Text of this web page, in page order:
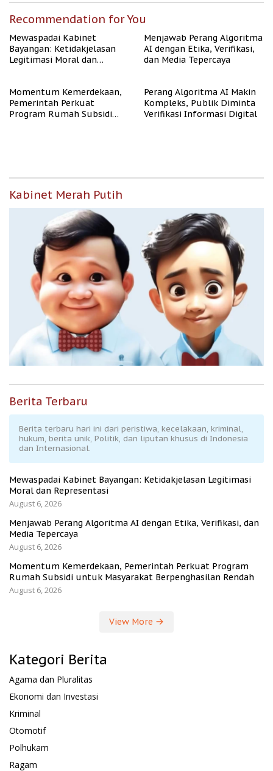
Recommendation for You
Mewaspadai Kabinet
Bayangan: Ketidakjelasan
Legitimasi Moral dan
Menjawab Perang Algoritma
AI dengan Etika, Verifikasi,
dan Media Tepercaya
Momentum Kemerdekaan,
Pemerintah Perkuat
Program Rumah Subsidi
Perang Algoritma AI Makin
Kompleks, Publik Diminta
Verifikasi Informasi Digital
Kabinet Merah Putih
Berita Terbaru
Berita terbaru hari ini dari peristiwa, kecelakaan, kriminal,
hukum, berita unik, Politik, dan liputan khusus di Indonesia
dan Internasional.
Mewaspadai Kabinet Bayangan: Ketidakjelasan Legitimasi
Moral dan Representasi
August 6, 2026
Menjawab Perang Algoritma AI dengan Etika, Verifikasi, dan
Media Tepercaya
August 6, 2026
Momentum Kemerdekaan, Pemerintah Perkuat Program
Rumah Subsidi untuk Masyarakat Berpenghasilan Rendah
August 6, 2026
View More
Kategori Berita
Agama dan Pluralitas
Ekonomi dan Investasi
Kriminal
Otomotif
Polhukam
Ragam